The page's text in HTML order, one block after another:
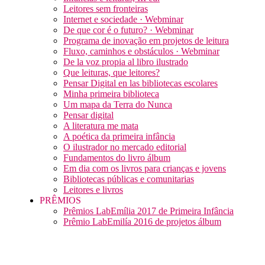
Leitores sem fronteiras
Internet e sociedade · Webminar
De que cor é o futuro? · Webminar
Programa de inovação em projetos de leitura
Fluxo, caminhos e obstáculos · Webminar
De la voz propia al libro ilustrado
Que leituras, que leitores?
Pensar Digital en las bibliotecas escolares
Minha primeira biblioteca
Um mapa da Terra do Nunca
Pensar digital
A literatura me mata
A poética da primeira infância
O ilustrador no mercado editorial
Fundamentos do livro álbum
Em dia com os livros para crianças e jovens
Bibliotecas públicas e comunitarias
Leitores e livros
PRÊMIOS
Prêmios LabEmília 2017 de Primeira Infância
Prêmio LabEmilía 2016 de projetos álbum